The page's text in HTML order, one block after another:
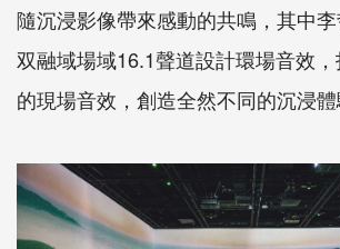
隨沉浸影像帶來感動的共鳴，其中
双融域場域16.1聲道設計環場音效
的現場音效，創造全然不同的沉浸體